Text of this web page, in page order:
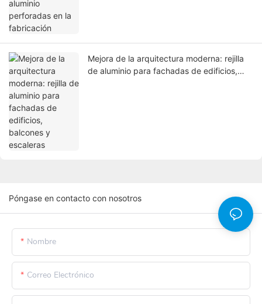
Mejora de la arquitectura moderna: rejilla
de aluminio para fachadas de edificios,
Póngase en contacto con nosotros
Nombre
Correo Electrónico